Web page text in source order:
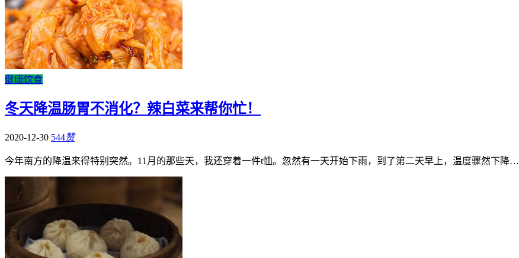
健康饮食
冬天降温肠胃不消化？辣白菜来帮你忙！
2020-12-30 544赞
今年南方的降温来得特别突然。11月的那些天，我还穿着一件t恤。忽然有一天开始下雨，到了第二天早上，温度骤然下降…